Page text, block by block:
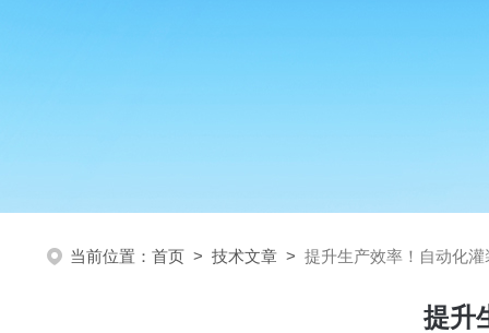
当前位置： 首页 > 技术文章 > 提升生产效率！自动化
提升